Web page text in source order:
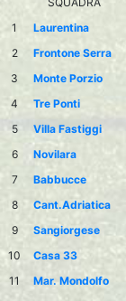
1
Laurentina
2
Frontone Serra
3
Monte Porzio
4
Tre Ponti
5
Villa Fastiggi
6
Novilara
7
Babbucce
8
Cant.Adriatica
9
Sangiorgese
10
Casa 33
11
Mar. Mondolfo